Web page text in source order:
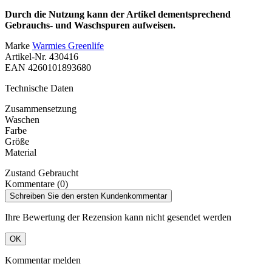
Durch die Nutzung kann der Artikel dementsprechend
Gebrauchs- und Waschspuren aufweisen.
Marke Warmies Greenlife
Artikel-Nr. 430416
EAN 4260101893680
Technische Daten
Zusammensetzung
Waschen
Farbe
Größe
Material
Zustand Gebraucht
Kommentare (0)
Schreiben Sie den ersten Kundenkommentar
Ihre Bewertung der Rezension kann nicht gesendet werden
OK
Kommentar melden